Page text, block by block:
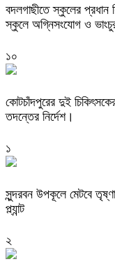
বদলগাছীতে স্কুলের প্রধান
স্কুলে অগ্নিসংযোগ ও
১০
কোটচাঁদপুরের দুই
তদন্তের নির্দেশ।
১
সুন্দরবন উপকূলে মেটবে
প্ল্যান্ট
২